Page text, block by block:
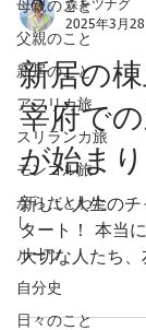
母親のこと
父親のこと
新居のこと
アフリカ旅
スリランカ旅
モンゴル旅
からだとわた
し
ルーツ
自分史
日々のこと
森をツナグ
2025年3月28
新居の
宰府で
が始ま
新しい人生のチ
タート！ 本当
大切な人たち、
これからお世話
つけてくれて、